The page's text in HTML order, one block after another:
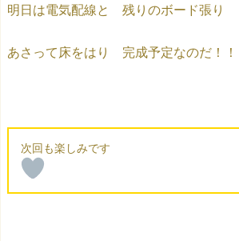
明日は電気配線と 残りのボード張り
あさって床をはり 完成予定なのだ！！